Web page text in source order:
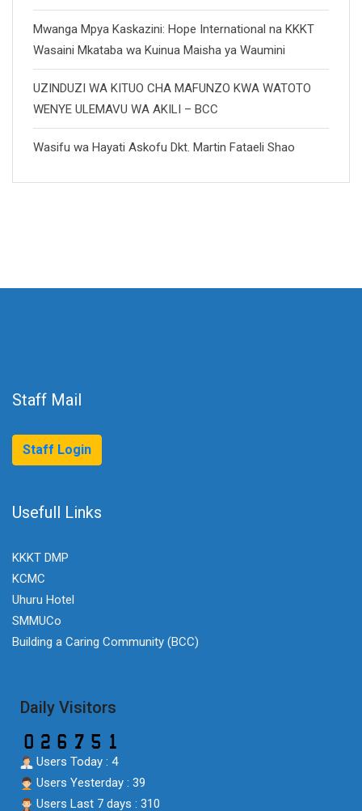
Mwanga Mpya Kaskazini: Hope International na KKKT
Wasaini Mkataba wa Kuinua Maisha ya Waumini
UZINDUZI WA KITUO CHA MAFUNZO KWA WATOTO
WENYE ULEMAVU WA AKILI – BCC
Wasifu wa Hayati Askofu Dkt. Martin Fataeli Shao
Staff Mail
Staff Login
Usefull Links
KKKT DMP
KCMC
Uhuru Hotel
SMMUCo
Building a Caring Community (BCC)
Daily Visitors
Users Today : 4
Users Yesterday : 39
Users Last 7 days : 310